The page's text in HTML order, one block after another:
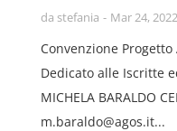
da stefania Mar 24, 2022
Convenzione
Dedicato alle Iscritte
MICHELA BARALDO
m.baraldo@agos.it...